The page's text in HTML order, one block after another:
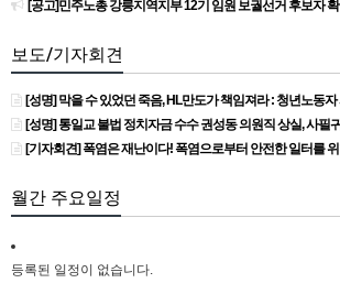
[공고]민주노총 강릉지역지부 12기 임원 보궐선거 후보자
보도/기자회견
[성명] 막을 수 있었던 죽음, HL만도가 책임져라 : 청년노동
[성명] 통일교 불법 정치자금 수수 권성동 의원직 상실, 사필
[기자회견] 폭염은 재난이다! 폭염으로부터 안전한 일터를
월간 주요일정
등록된 일정이 없습니다.